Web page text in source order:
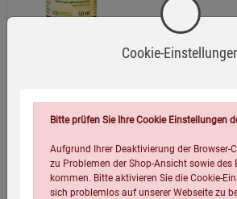
Kopp Vital® Bio-
08.10.26
13,99 €
Cookie-
Bitte prüfen Sie Ihre Cookie Einstellungen
Aufgrund Ihrer Deaktivierung der Browser-
zu Problemen der Shop-Ansicht sowie des
kommen. Bitte aktivieren Sie die Cookie-
sich problemlos auf unserer Webseite zu